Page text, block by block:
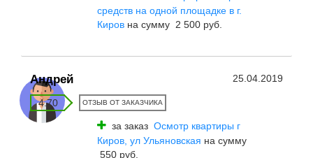
средств на одной площадке в г.
Киров на сумму 2 500 руб.
Андрей 25.04.2019
4.70 ОТЗЫВ ОТ ЗАКАЗЧИКА
за заказ Осмотр квартиры г
Киров, ул Ульяновская на сумму
550 руб.